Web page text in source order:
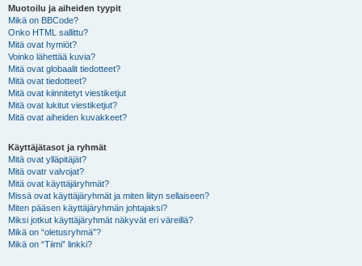
Muotoilu ja aiheiden tyypit
Mikä on BBCode?
Onko HTML sallittu?
Mitä ovat hymiöt?
Voinko lähettää kuvia?
Mitä ovat globaalit tiedotteet?
Mitä ovat tiedotteet?
Mitä ovat kiinnitetyt viestiketjut
Mitä ovat lukitut viestiketjut?
Mitä ovat aiheiden kuvakkeet?
Käyttäjätasot ja ryhmät
Mitä ovat ylläpitäjät?
Mitä ovatr valvojat?
Mitä ovat käyttäjäryhmät?
Missä ovat käyttäjäryhmät ja miten liityn sellaiseen?
Miten pääsen käyttäjäryhmän johtajaksi?
Miksi jotkut käyttäjäryhmät näkyvät eri väreillä?
Mikä on “oletusryhmä”?
Mikä on “Tiimi” linkki?